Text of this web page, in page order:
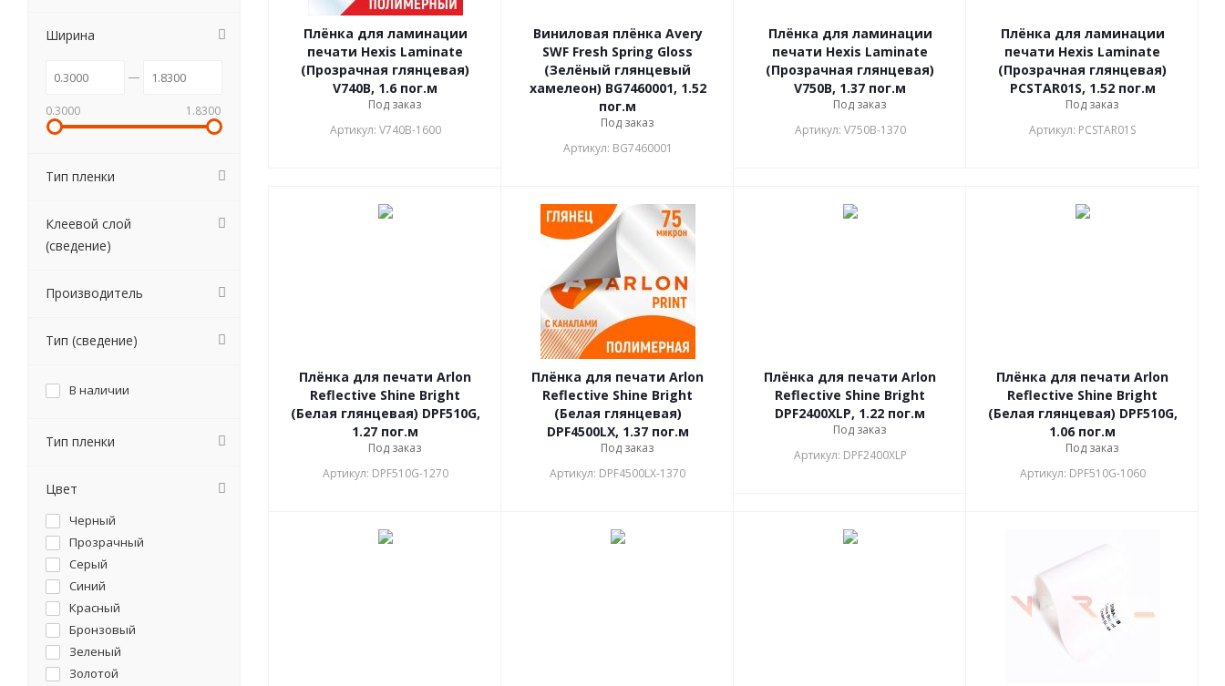
Плёнка для ламинации
печати Hexis Laminate
(Прозрачная глянцевая)
V740B, 1.6 пог.м
Под заказ
Артикул: V740B-1600
Виниловая плёнка Avery
SWF Fresh Spring Gloss
(Зелёный глянцевый
хамелеон) BG7460001, 1.52
пог.м
Под заказ
Артикул: BG7460001
Плёнка для ламинации
печати Hexis Laminate
(Прозрачная глянцевая)
V750B, 1.37 пог.м
Под заказ
Артикул: V750B-1370
Плёнка для ламинации
печати Hexis Laminate
(Прозрачная глянцевая)
PCSTAR01S, 1.52 пог.м
Под заказ
Артикул: PCSTAR01S
Плёнка для печати Arlon
Reflective Shine Bright
(Белая глянцевая) DPF510G,
1.27 пог.м
Под заказ
Артикул: DPF510G-1270
Плёнка для печати Arlon
Reflective Shine Bright
(Белая глянцевая)
DPF4500LX, 1.37 пог.м
Под заказ
Артикул: DPF4500LX-1370
Плёнка для печати Arlon
Reflective Shine Bright
DPF2400XLP, 1.22 пог.м
Под заказ
Артикул: DPF2400XLP
Плёнка для печати Arlon
Reflective Shine Bright
(Белая глянцевая) DPF510G,
1.06 пог.м
Под заказ
Артикул: DPF510G-1060
Ширина
0.3000 1.8300
Тип пленки
Клеевой слой
(сведение)
Производитель
Тип (сведение)
В наличии
Тип пленки
Цвет
Черный
Прозрачный
Серый
Синий
Красный
Бронзовый
Зеленый
Золотой